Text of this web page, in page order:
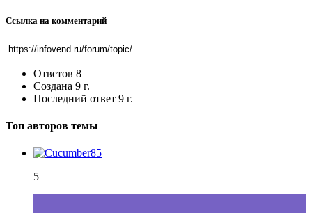
Ссылка на комментарий
Ответов 8
Создана 9 г.
Последний ответ 9 г.
Топ авторов темы
5